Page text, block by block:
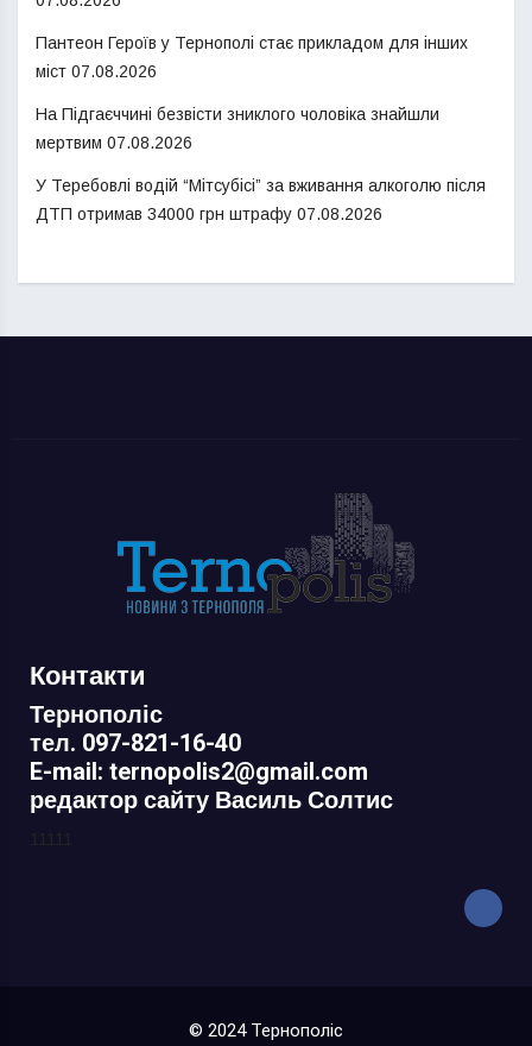
Пантеон Героїв у Тернополі стає прикладом для інших
міст 07.08.2026
На Підгаєччині безвісти зниклого чоловіка знайшли
мертвим 07.08.2026
У Теребовлі водій “Мітсубісі” за вживання алкоголю після
ДТП отримав 34000 грн штрафу 07.08.2026
Контакти
Тернополіс
тел. 097-821-16-40
E-mail: ternopolis2@gmail.com
редактор сайту Василь Солтис
© 2024 Тернополіс